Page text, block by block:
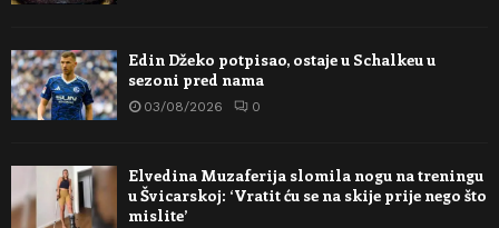
Edin Džeko potpisao, ostaje u Schalkeu u
sezoni pred nama
03/08/2026 0
Elvedina Muzaferija slomila nogu na treningu
u Švicarskoj: ‘Vratit ću se na skije prije nego što
mislite’